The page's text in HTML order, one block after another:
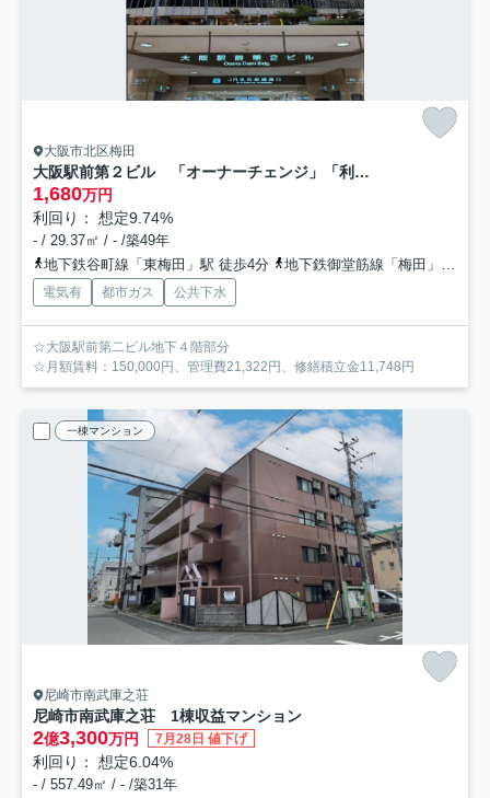
大阪市北区梅田
大阪駅前第２ビル 「オーナーチェンジ」「利回り9.74％」
1,680万円
利回り： 想定9.74%
- / 29.37㎡ / - /築49年
地下鉄谷町線「東梅田」駅 徒歩4分
地下鉄御堂筋線「梅田」駅 徒歩5分
電気有 都市ガス 公共下水
☆大阪駅前第二ビル地下４階部分
☆月額賃料：150,000円、管理費21,322円、修繕積立金11,748円
一棟マンション
尼崎市南武庫之荘
尼崎市南武庫之荘 1棟収益マンション
2億3,300万円 7月28日 値下げ
利回り： 想定6.04%
- / 557.49㎡ / - /築31年